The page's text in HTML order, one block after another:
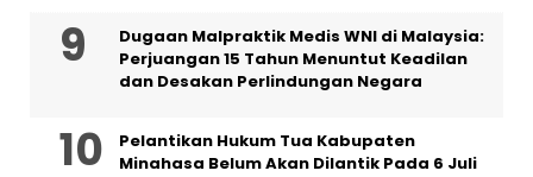
‎Dugaan Malpraktik Medis WNI di Malaysia:
Perjuangan 15 Tahun Menuntut Keadilan
dan Desakan Perlindungan Negara
Pelantikan Hukum Tua Kabupaten
Minahasa Belum Akan Dilantik Pada 6 Juli